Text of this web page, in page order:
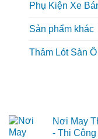
Phụ Kiện Xe
Sản phẩm khác
Thảm Lót Sàn
Nơi May
- Thi